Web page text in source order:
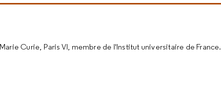
Curie, Paris VI, membre de l'Institut universitaire de France.